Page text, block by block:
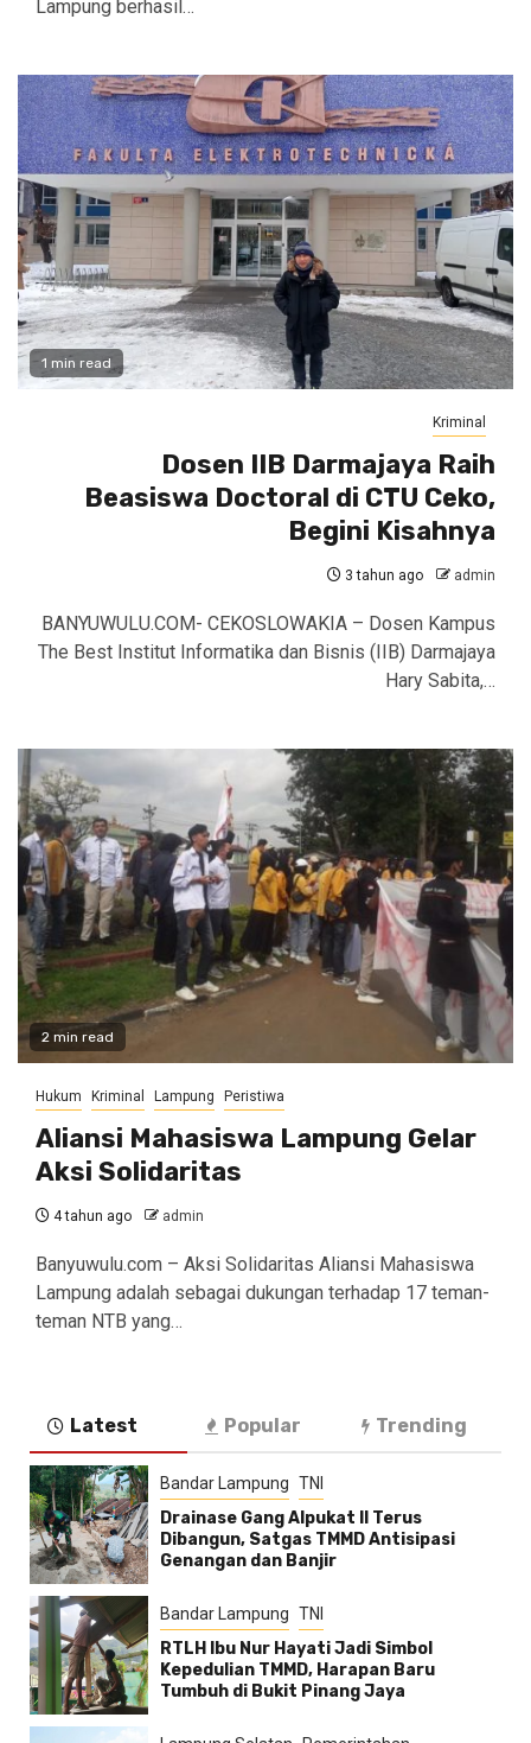
Lampung berhasil…
1 min read
Kriminal
Dosen IIB Darmajaya Raih
Beasiswa Doctoral di CTU Ceko,
Begini Kisahnya
3 tahun ago admin
BANYUWULU.COM- CEKOSLOWAKIA – Dosen Kampus
The Best Institut Informatika dan Bisnis (IIB) Darmajaya
Hary Sabita,…
2 min read
Hukum Kriminal Lampung Peristiwa
Aliansi Mahasiswa Lampung Gelar
Aksi Solidaritas
4 tahun ago admin
Banyuwulu.com – Aksi Solidaritas Aliansi Mahasiswa
Lampung adalah sebagai dukungan terhadap 17 teman-
teman NTB yang…
Latest Popular Trending
Bandar Lampung TNI
Drainase Gang Alpukat II Terus
Dibangun, Satgas TMMD Antisipasi
Genangan dan Banjir
Bandar Lampung TNI
RTLH Ibu Nur Hayati Jadi Simbol
Kepedulian TMMD, Harapan Baru
Tumbuh di Bukit Pinang Jaya